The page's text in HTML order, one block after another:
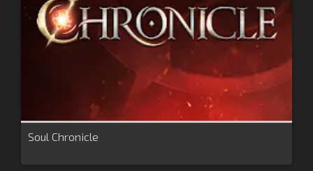
Soul Chronicle